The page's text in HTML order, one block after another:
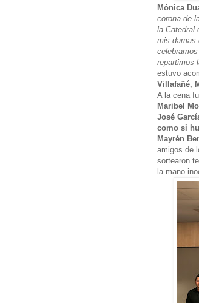
Mónica
corona de
la Catedral
mis damas
repartimos
estuvo
Villafañé,
A la cena
Maribel
José
como si
Mayrén
amigos de
sortearon
la mano